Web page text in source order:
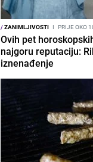
/ZANIMLJIVOSTI I PRIJE OKO
Ovih pet
najgoru reputaciju:
iznenađenje